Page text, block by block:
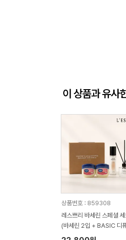
이 상품과 유사
상품번호 : 859308
레스쁘리 바세린 스페셜
(바세린 2입 + BASIC 디
0ml + 드레스퍼퓸)